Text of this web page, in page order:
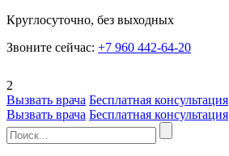
Круглосуточно, без выходных
Звоните сейчас: +7 960 442-64-20
2
Вызвать врача Бесплатная консультация
Вызвать врача Бесплатная консультация